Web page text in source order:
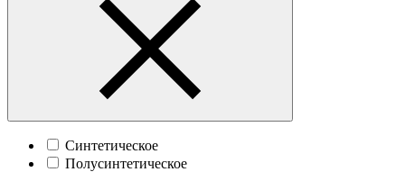
Синтетическое
Полусинтетическое